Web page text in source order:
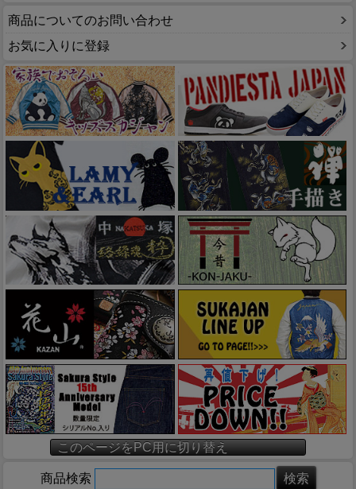
商品についてのお問い合わせ
お気に入りに登録
このページをPC用に切り替え
商品検索